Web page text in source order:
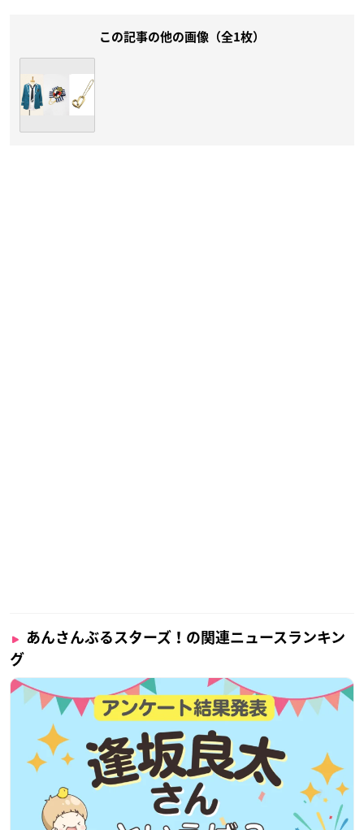
この記事の他の画像（全1枚）
あんさんぶるスターズ！の関連ニュースランキン
グ